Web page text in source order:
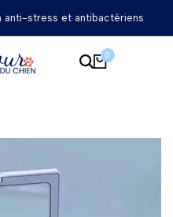
anti-stress et antibactériens
0